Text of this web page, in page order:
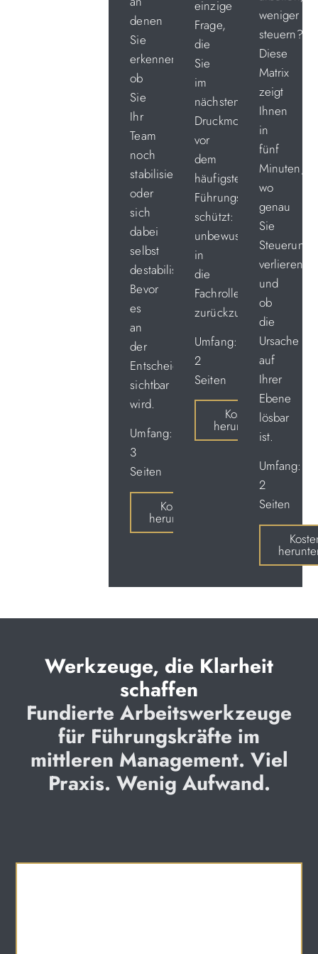
denen
Sie
erkennen,
ob
Sie
Ihr
Team
noch
stabilisieren
oder
sich
dabei
selbst
destabilisieren.
Bevor
es
an
der
Entscheidungsqualität
sichtbar
wird.
Umfang:
3
Seiten
Kostenlos
herunterladen
einzige
Frage,
die
Sie
im
nächsten
Druckmoment
vor
dem
häufigsten
Führungsfehler
schützt:
unbewusst
in
die
Fachrolle
zurückzufallen.
Umfang:
2
Seiten
Kostenlos
herunterladen
weniger
steuern?
Diese
Matrix
zeigt
Ihnen
in
fünf
Minuten,
wo
genau
Sie
verlieren,
und
ob
die
Ursache
auf
Ihrer
Ebene
lösbar
ist.
Umfang:
2
Seiten
Werkzeuge, die Klarheit
schaffen
Fundierte Arbeitswerkzeuge
für Führungskräfte im
mittleren Management. Viel
Praxis. Wenig Aufwand.